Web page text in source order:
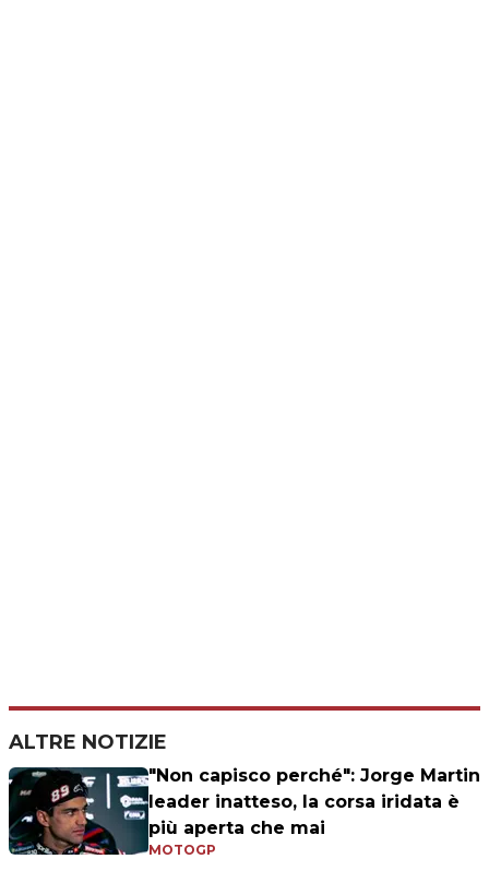
ALTRE NOTIZIE
"Non capisco perché": Jorge Martin
leader inatteso, la corsa iridata è
più aperta che mai
MOTOGP